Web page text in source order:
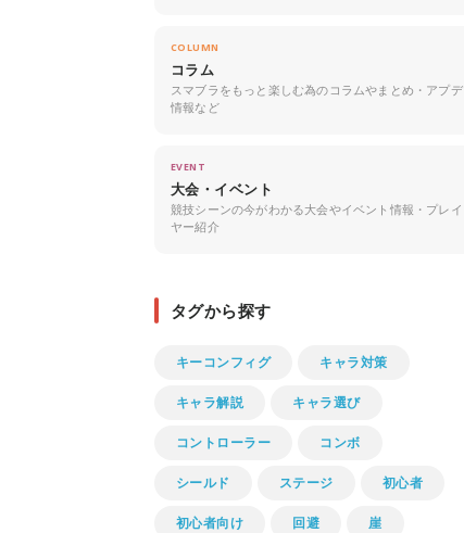
COLUMN
コラム
スマブラをもっと楽しむ為のコラムやまとめ・アプデ
情報など
EVENT
大会・イベント
競技シーンの今がわかる大会やイベント情報・プレイ
ヤー紹介
タグから探す
キーコンフィグ キャラ対策
キャラ解説 キャラ選び
コントローラー コンボ
シールド ステージ 初心者
初心者向け 回避 崖